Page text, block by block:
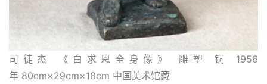
司徒杰 《白求恩全身像》 雕塑 铜 1956
年 80cm×29cm×18cm 中国美术馆藏